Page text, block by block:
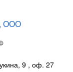
ООО
9 , оф. 27